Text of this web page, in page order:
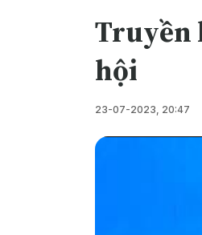
Truyền
hội
23-07-2023, 20:47